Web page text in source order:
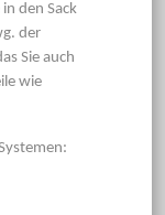
den Sack
der
Sie auch
wie